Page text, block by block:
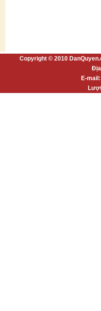
Copyright © 2010
E-